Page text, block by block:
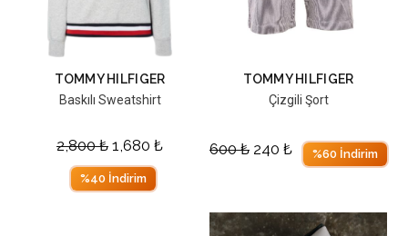
TOMMY HILFIGER
Baskılı Sweatshirt
2,800₺ 1,680 ₺
%40 İndirim
TOMMY HILFIGER
Çizgili Şort
600₺ 240 ₺ %60 İndirim